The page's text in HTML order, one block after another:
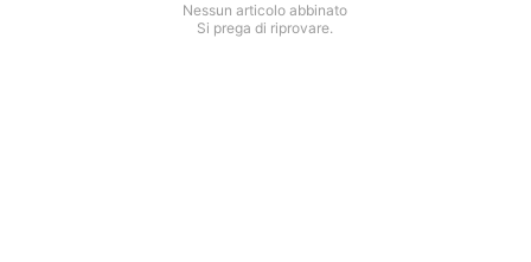
Nessun articolo abbinato
Si prega di riprovare.